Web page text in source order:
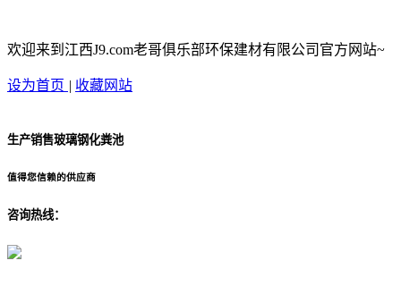
欢迎来到江西J9.com老哥俱乐部环保建材有限公司官方网站~
设为首页 | 收藏网站
生产销售玻璃钢化粪池
值得您信赖的供应商
咨询热线：